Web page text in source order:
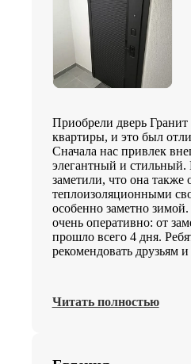
Приобрели дверь
квартиры, и это был
Сначала нас привлек
элегантный и
заметили, что она также
теплоизоляционными
особенно заметно
очень оперативно: от
прошло всего 4 дня.
рекомендовать друзьям
Читать полностью